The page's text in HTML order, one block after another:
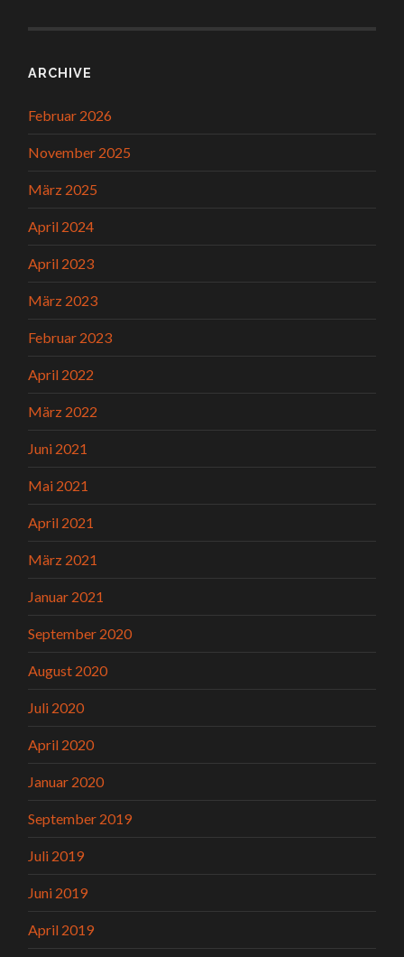
ARCHIVE
Februar 2026
November 2025
März 2025
April 2024
April 2023
März 2023
Februar 2023
April 2022
März 2022
Juni 2021
Mai 2021
April 2021
März 2021
Januar 2021
September 2020
August 2020
Juli 2020
April 2020
Januar 2020
September 2019
Juli 2019
Juni 2019
April 2019